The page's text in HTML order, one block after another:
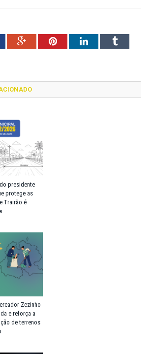
Google+PinterestLinkedInTumblr
presidente
protege as
Trairão é
Zezinho
e reforça a
de terrenos